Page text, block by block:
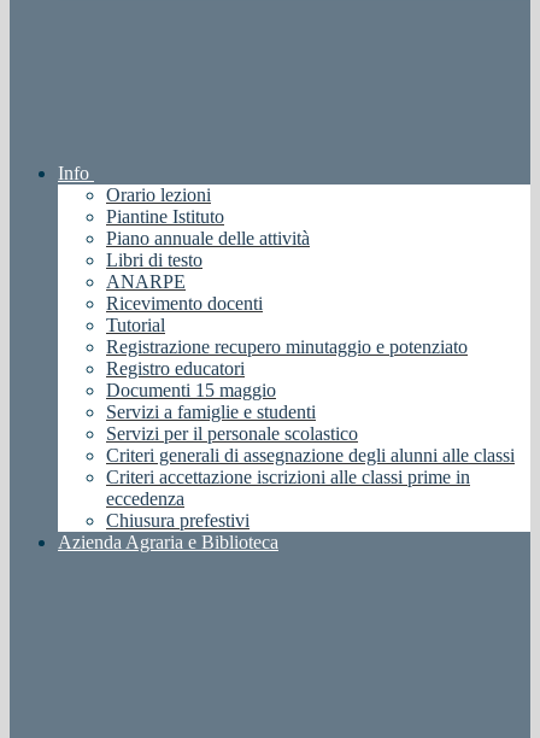
Info
Orario lezioni
Piantine Istituto
Piano annuale delle attività
Libri di testo
ANARPE
Ricevimento docenti
Tutorial
Registrazione recupero minutaggio e potenziato
Registro educatori
Documenti 15 maggio
Servizi a famiglie e studenti
Servizi per il personale scolastico
Criteri generali di assegnazione degli alunni alle classi
Criteri accettazione iscrizioni alle classi prime in
eccedenza
Chiusura prefestivi
Azienda Agraria e Biblioteca